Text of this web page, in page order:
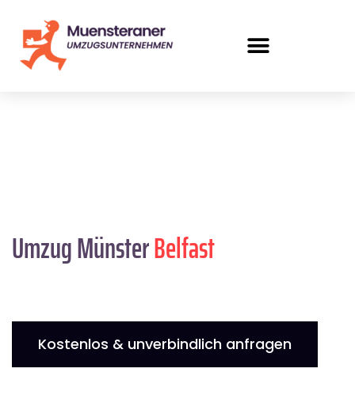
Umzug MünsterBelfast
Kostenlos & unverbindlich anfragen